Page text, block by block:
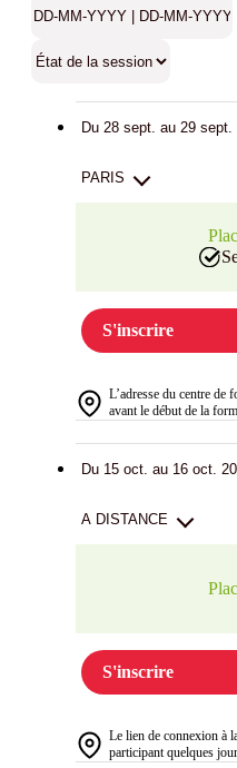
Du 28 sept. au 29 sept.
PARIS
S'inscrire
L’adresse du centre de
avant le début de la
Du 15 oct. au 16 oct.
A DISTANCE
S'inscrire
Le lien de connexion à
participant quelques